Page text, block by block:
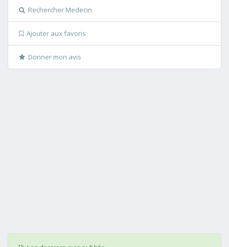
Rechercher Medecin
Ajouter aux favoris
Donner mon avis